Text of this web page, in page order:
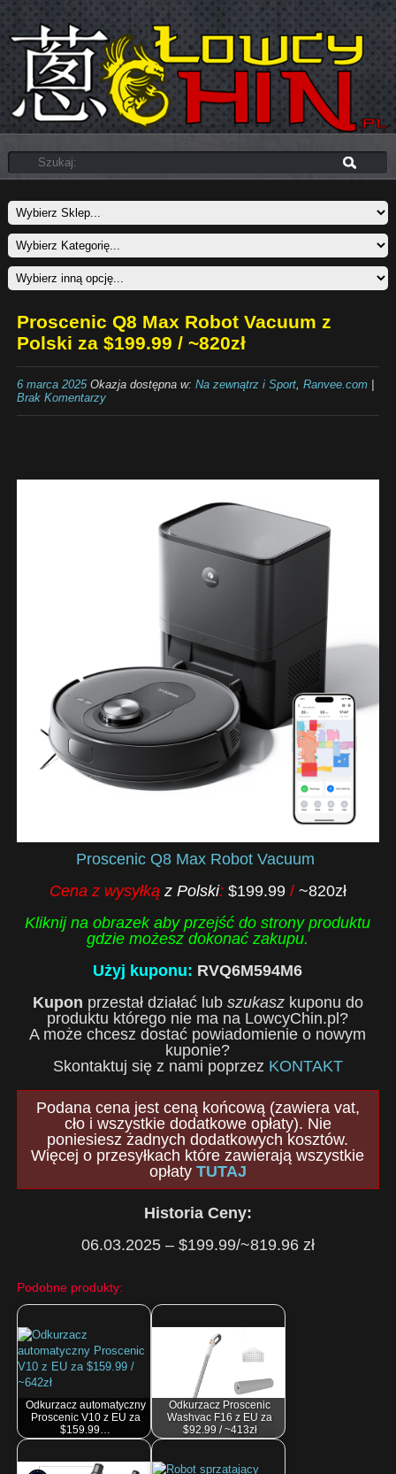
Proscenic Q8 Max Robot Vacuum z
Polski za $199.99 / ~820zł
6 marca 2025Okazja dostępna w: Na zewnątrz i Sport, Ranvee.com|
Brak Komentarzy
Proscenic Q8 Max Robot Vacuum
Cena z wysyłkąz Polski: $199.99 / ~820zł
Kliknij na obrazek aby przejść do strony produktu
gdzie możesz dokonać zakupu.
Użyj kuponu: RVQ6M594M6
Kupon przestał działać lub szukaszkuponu do
produktu którego nie ma na LowcyChin.pl?
A może chcesz dostać powiadomienie o nowym
kuponie?
Skontaktuj się z nami poprzez KONTAKT
Podana cena jest ceną końcową (zawiera vat,
cło i wszystkie dodatkowe opłaty). Nie
poniesiesz żadnych dodatkowych kosztów.
Więcej o przesyłkach które zawierają wszystkie
opłaty TUTAJ
Historia Ceny:
06.03.2025 – $199.99/~819.96 zł
Podobne produkty:
Odkurzacz automatyczny
Proscenic V10 z EU za
$159.99…
Odkurzacz Proscenic
Washvac F16 z EU za
$92.99 / ~413zł